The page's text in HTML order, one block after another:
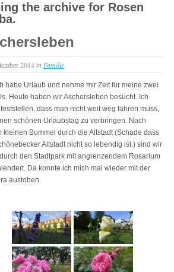
the archive for Rosen
2014in Familie
habe Urlaub und nehme mir Zeit für meine zwei
Heute haben wir Aschersleben besucht. Ich
dass man nicht weit weg fahren muss,
schönen Urlaubstag zu verbringen. Nach
kleinen Bummel durch die Altstadt (Schade dass
Altstadt nicht so lebendig ist.) sind wir
den Stadtpark mit angrenzendem Rosarium
Da konnte ich mich mal wieder mit der
austoben.